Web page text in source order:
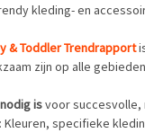
kleding- en
& Toddler Trendrapport
zijn op alle
isvoor succesvolle,
specifieke